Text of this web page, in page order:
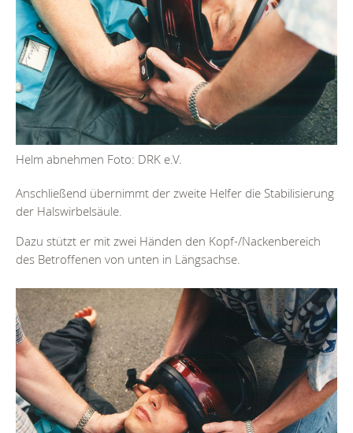
Helm abnehmen Foto: DRK e.V.
Anschließend übernimmt der zweite Helfer die Stabilisierung
der Halswirbelsäule.
Dazu stützt er mit zwei Händen den Kopf-/Nackenbereich
des Betroffenen von unten in Längsachse.